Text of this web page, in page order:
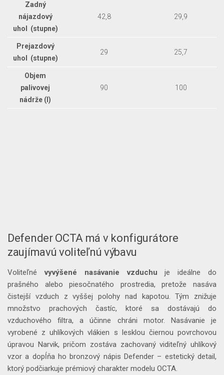
Zadný
nájazdový
uhol (stupne)
42,8 29,9
Prejazdový
uhol (stupne)
29 25,7
Objem
palivovej
nádrže (l)
90 100
Defender OCTA má v konfigurátore
zaujímavú voliteľnú výbavu
Voliteľnévyvýšené nasávanie vzduchu je ideálne do
prašného alebo piesočnatého prostredia, pretože nasáva
čistejší vzduch z vyššej polohy nad kapotou. Tým znižuje
množstvo prachových častíc, ktoré sa dostávajú do
vzduchového filtra, a účinne chráni motor. Nasávanie je
vyrobené z uhlíkových vlákien s lesklou čiernou povrchovou
úpravou Narvik, pričom zostáva zachovaný viditeľný uhlíkový
vzor a dopĺňa ho bronzový nápis Defender – estetický detail,
ktorý podčiarkuje prémiový charakter modelu OCTA.